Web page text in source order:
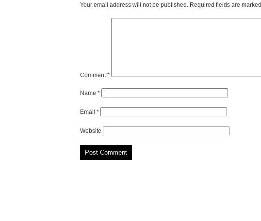
Your email address will not be published. Required fields are marked
Comment*
Name *
Email *
Website